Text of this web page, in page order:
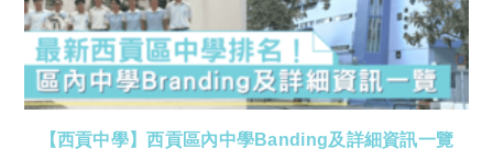
【西貢中學】西貢區內中學Banding及詳細資訊一覽